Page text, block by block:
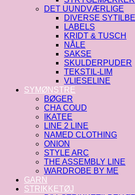
DET UUNDVÆRLIGE
DIVERSE
LABELS
KRIDT & TUSCH
NÅLE
SAKSE
SKULDERPUDER
TEKSTIL-LIM
VLIESELINE
SYMØNSTRE
BØGER
CHA COUD
IKATEE
LINE 2 LINE
NAMED CLOTHING
ONION
STYLE ARC
THE ASSEMBLY LINE
WARDROBE BY ME
GARN
STRIKKETØJ